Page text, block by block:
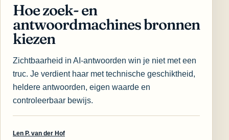
Hoe zoek- en
antwoordmachines bronnen
kiezen
Zichtbaarheid in AI-antwoorden win je niet met een
truc. Je verdient haar met technische geschiktheid,
heldere antwoorden, eigen waarde en
controleerbaar bewijs.
Len P. van der Hof